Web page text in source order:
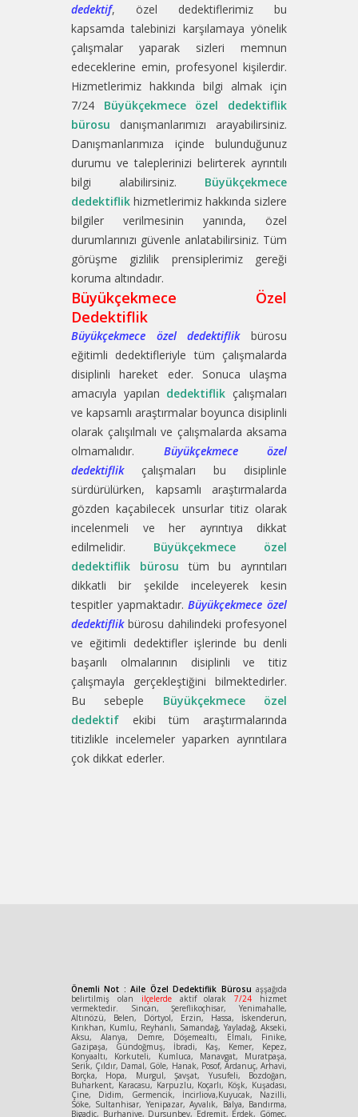
dedektif, özel dedektiflerimiz bu
kapsamda talebinizi karşılamaya yönelik
çalışmalar yaparak sizleri memnun
edeceklerine emin, profesyonel kişilerdir.
Hizmetlerimiz hakkında bilgi almak için
7/24 Büyükçekmece özel dedektiflik
bürosu danışmanlarımızı arayabilirsiniz.
Danışmanlarımıza içinde bulunduğunuz
durumu ve taleplerinizi belirterek ayrıntılı
bilgi alabilirsiniz. Büyükçekmece
dedektiflik hizmetlerimiz hakkında sizlere
bilgiler verilmesinin yanında, özel
durumlarınızı güvenle anlatabilirsiniz. Tüm
görüşme gizlilik prensiplerimiz gereği
koruma altındadır.
Büyükçekmece Özel
Dedektiflik
Büyükçekmece özel dedektiflikbürosu
eğitimli dedektifleriyle tüm çalışmalarda
disiplinli hareket eder. Sonuca ulaşma
amacıyla yapılan dedektiflik çalışmaları
ve kapsamlı araştırmalar boyunca disiplinli
olarak çalışılmalı ve çalışmalarda aksama
olmamalıdır. Büyükçekmece özel
dedektiflikçalışmaları bu disiplinle
sürdürülürken, kapsamlı araştırmalarda
gözden kaçabilecek unsurlar titiz olarak
incelenmeli ve her ayrıntıya dikkat
edilmelidir. Büyükçekmece özel
dedektiflik bürosu tüm bu ayrıntıları
dikkatli bir şekilde inceleyerek kesin
tespitler yapmaktadır.Büyükçekmece özel
dedektiflikbürosu dahilindeki profesyonel
ve eğitimli dedektifler işlerinde bu denli
başarılı olmalarının disiplinli ve titiz
çalışmayla gerçekleştiğini bilmektedirler.
Bu sebeple Büyükçekmece özel
dedektif ekibi tüm araştırmalarında
titizlikle incelemeler yaparken ayrıntılara
çok dikkat ederler.
Önemli Not : Aile Özel Dedektiflik Bürosu aşşağıda
belirtilmiş olan ilçelerdeaktif olarak7/24 hizmet
vermektedir. Sincan, Şereflikoçhisar, Yenimahalle,
Altınözü, Belen, Dörtyol, Erzin, Hassa, İskenderun,
Kırıkhan, Kumlu, Reyhanlı, Samandağ, Yayladağ, Akseki,
Aksu, Alanya, Demre, Döşemealtı, Elmalı, Finike,
Gazipaşa, Gündoğmuş, İbradi, Kaş, Kemer, Kepez,
Konyaaltı, Korkuteli, Kumluca, Manavgat, Muratpaşa,
Serik, Çıldır, Damal, Göle, Hanak, Posof, Ardanuç, Arhavi,
Borçka, Hopa, Murgul, Şavşat, Yusufeli, Bozdoğan,
Buharkent, Karacasu, Karpuzlu, Koçarlı, Köşk, Kuşadası,
Çine, Didim, Germencik, İncirliova,Kuyucak, Nazilli,
Söke, Sultanhisar, Yenipazar, Ayvalık, Balya, Bandırma,
Bigadiç, Burhaniye, Dursunbey, Edremit, Erdek, Gömeç,